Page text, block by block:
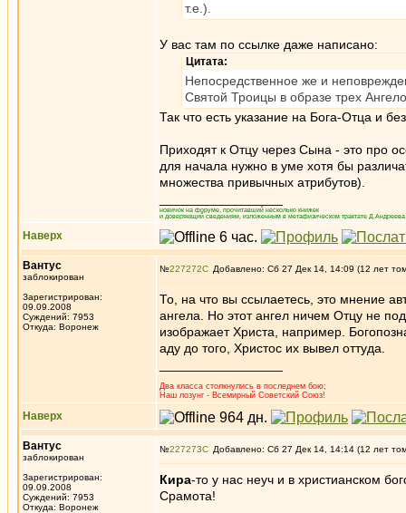
т.е.).
У вас там по ссылке даже написано:
Цитата:
Непосредственное же и
Святой Троицы в образе трех
Так что есть указание на Бога-Отца и
Приходят к Отцу через Сына - это про
для начала нужно в уме хотя бы
множества привычных атрибутов).
новичок на форуме, прочитавший несколько книжек
и доверяющий сведениям, изложенным в метафизическом трактате
Наверх
Вантус
заблокирован
Зарегистрирован:
09.09.2008
Суждений: 7953
Откуда: Воронеж
№227272 Добавлено: Сб 27 Дек 14, 14:09 (12 лет
То, на что вы ссылаетесь, это мнение
ангела. Но этот ангел ничем Отцу не
изображает Христа, например.
аду до того, Христос их вывел оттуда.
Два класса столкнулись в последнем бою;
Наш лозунг - Всемирный Советский Союз!
Наверх
Вантус
заблокирован
Зарегистрирован:
09.09.2008
Суждений: 7953
Откуда: Воронеж
№227273 Добавлено: Сб 27 Дек 14, 14:14 (12 лет
Кира-то у нас неуч и в христианском
Срамота!